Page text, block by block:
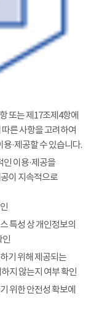
또는 제17조제4항에
른 사항을 고려하여
·제공할 수 있습니다.
이용·제공을
이 지속적으로
특성 상 개인정보의
인
기 위해 제공되는
지 않는지 여부 확인
위한 안전성 확보에